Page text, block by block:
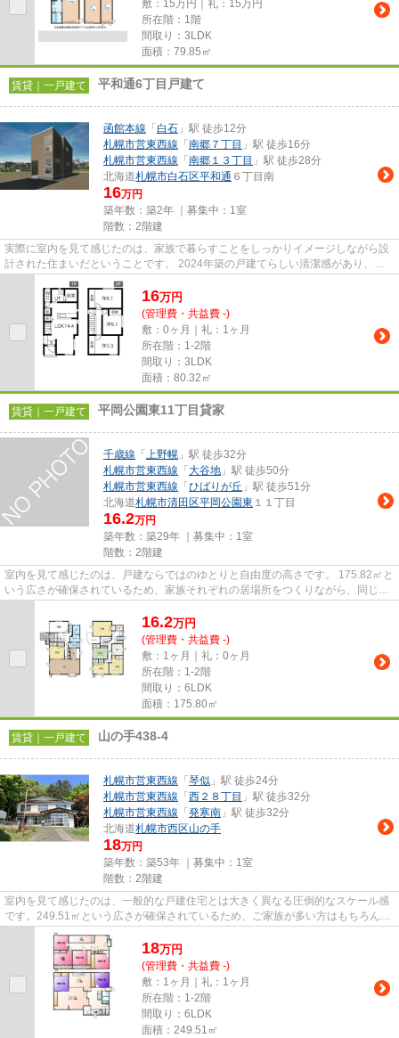
敷：15万円｜礼：15万円
所在階：1階
間取り：3LDK
面積：79.85㎡
賃貸｜一戸建て 平和通6丁目戸建て
函館本線 「 白石 」駅 徒歩12分
札幌市営東西線 「 南郷７丁目 」駅 徒歩16分
札幌市営東西線 「 南郷１３丁目 」駅 徒歩28分
北海道札幌市白石区平和通 ６丁目南
16万円
築年数：築2年 ｜募集中： 1室
階数：2階建
実際に室内を見て感じたのは、家族で暮らすことをしっかりイメージしながら設
計された住まいだということです。 2024年築の戸建てらしい清潔感があり、玄
関を入った瞬間から気持ちよ...
16万円
(管理費・共益費 -)
敷：0ヶ月｜礼：1ヶ月
所在階：1-2階
間取り：3LDK
面積：80.32㎡
賃貸｜一戸建て 平岡公園東11丁目貸家
千歳線 「 上野幌 」駅 徒歩32分
札幌市営東西線 「 大谷地 」駅 徒歩50分
札幌市営東西線 「 ひばりが丘 」駅 徒歩51分
北海道札幌市清田区平岡公園東 １１丁目
16.2万円
築年数：築29年 ｜募集中： 1室
階数：2階建
室内を見て感じたのは、戸建ならではのゆとりと自由度の高さです。 175.82㎡と
いう広さが確保されているため、家族それぞれの居場所をつくりながら、同じ空
16.2万円
(管理費・共益費 -)
敷：1ヶ月｜礼：0ヶ月
所在階：1-2階
間取り：6LDK
面積：175.80㎡
賃貸｜一戸建て 山の手438-4
札幌市営東西線 「 琴似 」駅 徒歩24分
札幌市営東西線 「 西２８丁目 」駅 徒歩32分
札幌市営東西線 「 発寒南 」駅 徒歩32分
北海道札幌市西区山の手
18万円
築年数：築53年 ｜募集中： 1室
階数：2階建
室内を見て感じたのは、一般的な戸建住宅とは大きく異なる圧倒的なスケール感
です。249.51㎡という広さが確保されているため、ご家族が多い方はもちろん、
二世帯での暮らしや趣味の空...
18万円
(管理費・共益費 -)
敷：1ヶ月｜礼：1ヶ月
所在階：1-2階
間取り：6LDK
面積：249.51㎡